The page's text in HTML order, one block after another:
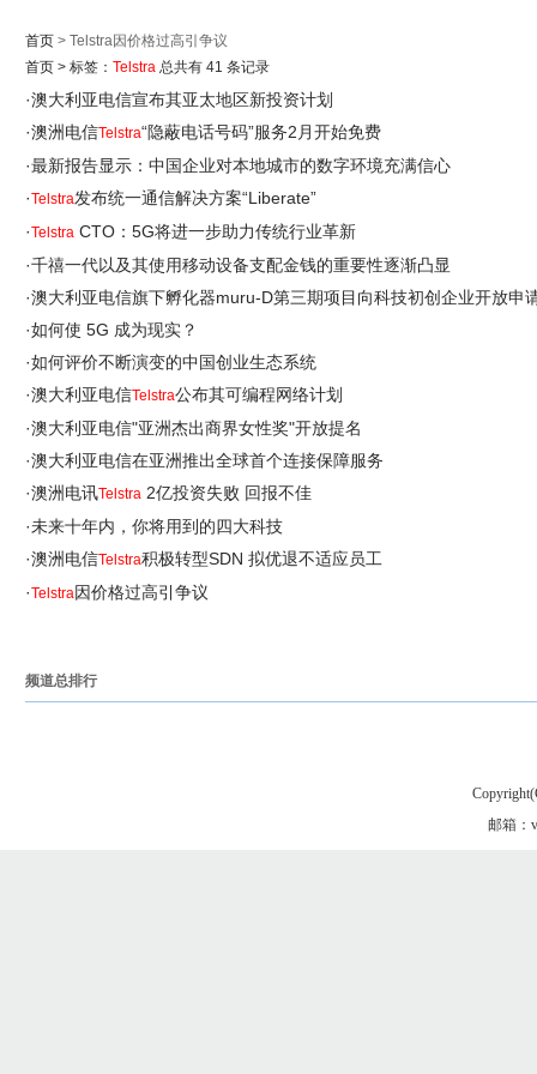
首页> Telstra因价格过高引争议
首页> 标签： Telstra总共有 41 条记录
·澳大利亚电信宣布其亚太地区新投资计划
·澳洲电信Telstra“隐蔽电话号码”服务2月开始免费
·最新报告显示：中国企业对本地城市的数字环境充满信心
·Telstra发布统一通信解决方案“Liberate”
·Telstra CTO：5G将进一步助力传统行业革新
·千禧一代以及其使用移动设备支配金钱的重要性逐渐凸显
·澳大利亚电信旗下孵化器muru-D第三期项目向科技初创企业开放申
·如何使 5G 成为现实？
·如何评价不断演变的中国创业生态系统
·澳大利亚电信Telstra公布其可编程网络计划
·澳大利亚电信"亚洲杰出商界女性奖"开放提名
·澳大利亚电信在亚洲推出全球首个连接保障服务
·澳洲电讯Telstra 2亿投资失败 回报不佳
·未来十年内，你将用到的四大科技
·澳洲电信Telstra积极转型SDN 拟优退不适应员工
·Telstra因价格过高引争议
频道总排行
邮箱：